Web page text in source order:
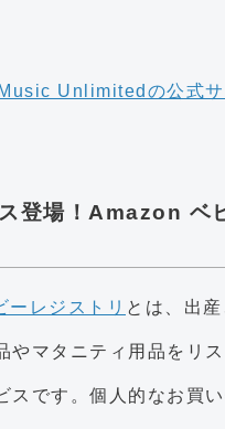
Unlimitedの公式サ
登場！Amazon ベ
レジストリ とは、出
やマタニティ用品をリ
スです。個人的なお買